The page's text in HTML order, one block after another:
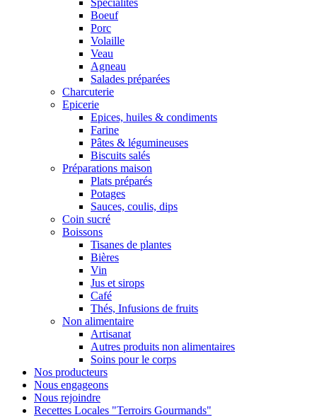
Spécialités
Boeuf
Porc
Volaille
Veau
Agneau
Salades préparées
Charcuterie
Epicerie
Epices, huiles & condiments
Farine
Pâtes & légumineuses
Biscuits salés
Préparations maison
Plats préparés
Potages
Sauces, coulis, dips
Coin sucré
Boissons
Tisanes de plantes
Bières
Vin
Jus et sirops
Café
Thés, Infusions de fruits
Non alimentaire
Artisanat
Autres produits non alimentaires
Soins pour le corps
Nos producteurs
Nous engageons
Nous rejoindre
Recettes Locales "Terroirs Gourmands"